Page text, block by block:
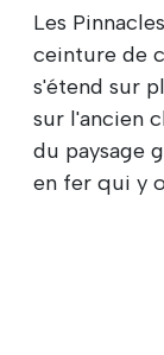
Les
ceinture de
s'étend sur
sur l'ancien
du paysage
en fer qui y